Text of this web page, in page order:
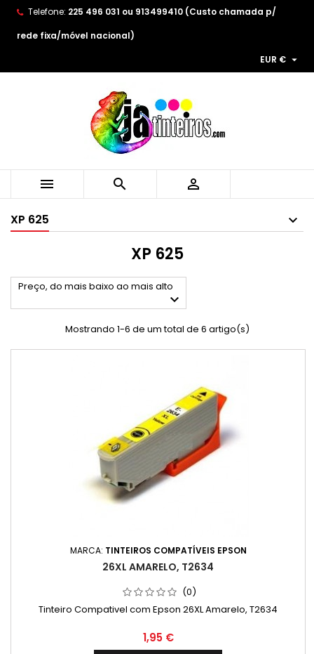
Telefone: 225 496 031 ou 913499410 (Custo chamada p/
rede fixa/móvel nacional)
EUR € 
  
XP 625
XP 625
Preço, do mais baixo ao mais alto

Mostrando 1-6 de um total de 6 artigo(s)
MARCA: TINTEIROS COMPATÍVEIS EPSON
26XL AMARELO, T2634
(0)
Tinteiro Compativel com Epson 26XL Amarelo, T2634
Preço
1,95 €
As minhas listas de desejos ×
((modalTitle)) ×
((cancelText)) ((modalDeleteText))
((title)) ×
((label))
((cancelText)) ((createText))
Entrar ×
You need to be logged in to save products in your
wishlist.
((cancelText))